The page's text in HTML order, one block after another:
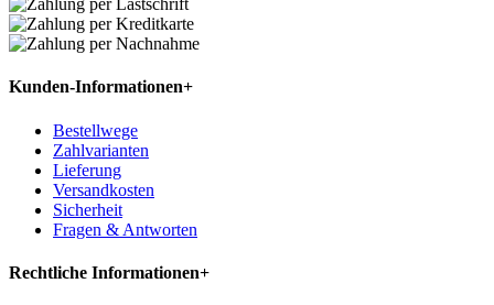
Kunden-Informationen+
Bestellwege
Zahlvarianten
Lieferung
Versandkosten
Sicherheit
Fragen & Antworten
Rechtliche Informationen+